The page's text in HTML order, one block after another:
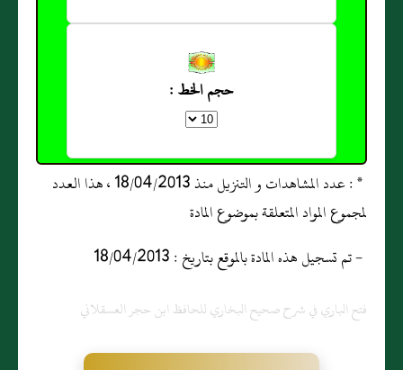
حجم الخط :
* : عدد المشاهدات و التنزيل منذ 18/04/2013 ، هذا العدد
لمجموع المواد المتعلقة بموضوع المادة
- تم تسجيل هذه المادة بالموقع بتاريخ : 18/04/2013
فتح الباري في شرح صحيح البخاري للحافظ ابن حجر العسقلاني